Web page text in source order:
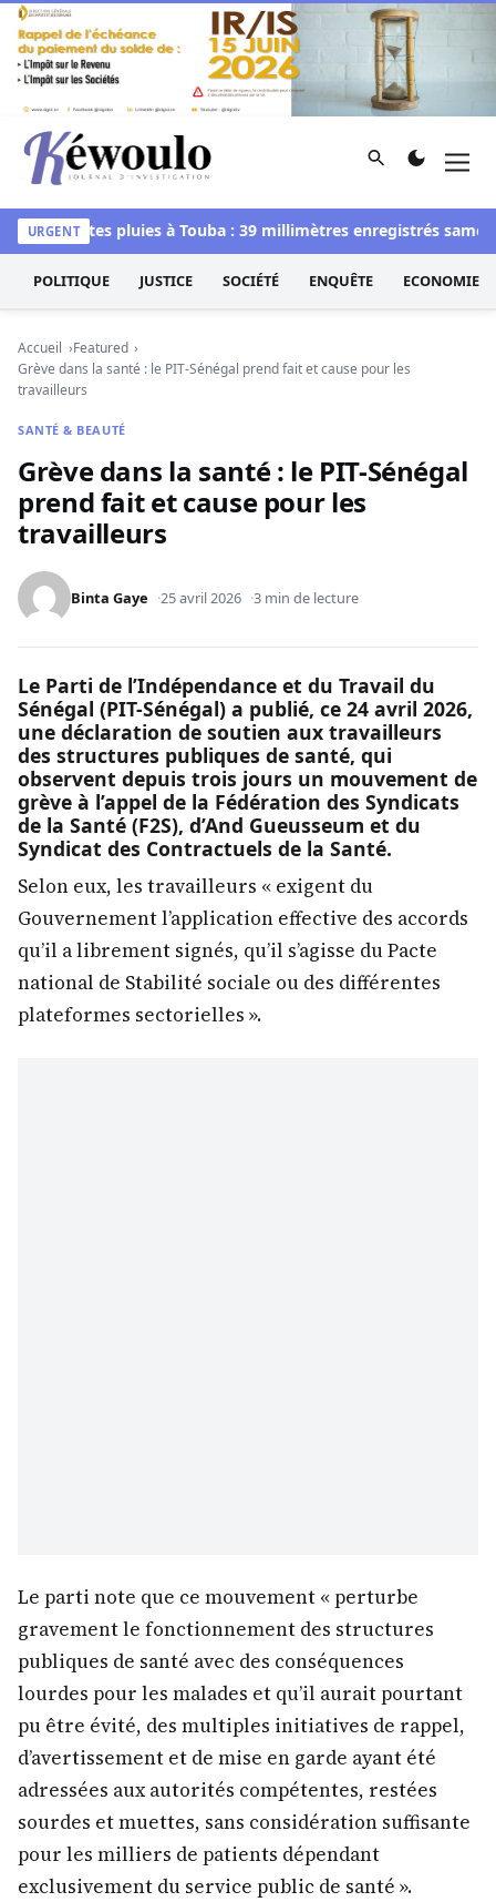
Aller au contenu
Kéwoulo, le premier site d'information et d'investigation
Rechercher
URGENT
Fortes pluies à Touba : 39 millimètres enregistrés samedi,
POLITIQUE JUSTICE SOCIÉTÉ ENQUÊTE ECONOMIE
Accueil
Featured
Grève dans la santé : le PIT-Sénégal prend fait et cause pour les
travailleurs
SANTÉ & BEAUTÉ
Grève dans la santé : le PIT-Sénégal
prend fait et cause pour les
travailleurs
Binta Gaye 25 avril 2026 3 min de lecture
Le Parti de l’Indépendance et du Travail du
Sénégal (PIT-Sénégal) a publié, ce 24 avril 2026,
une déclaration de soutien aux travailleurs
des structures publiques de santé, qui
observent depuis trois jours un mouvement de
grève à l’appel de la Fédération des Syndicats
de la Santé (F2S), d’And Gueusseum et du
Syndicat des Contractuels de la Santé.
Selon eux, les travailleurs « exigent du
Gouvernement l’application effective des accords
qu’il a librement signés, qu’il s’agisse du Pacte
national de Stabilité sociale ou des différentes
plateformes sectorielles ».
Le parti note que ce mouvement « perturbe
gravement le fonctionnement des structures
publiques de santé avec des conséquences
lourdes pour les malades et qu’il aurait pourtant
pu être évité, des multiples initiatives de rappel,
d’avertissement et de mise en garde ayant été
adressées aux autorités compétentes, restées
sourdes et muettes, sans considération suffisante
pour les milliers de patients dépendant
exclusivement du service public de santé ».